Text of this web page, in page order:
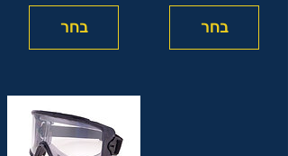
בחר בחר